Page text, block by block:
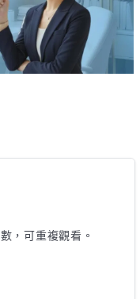
，可重複觀看。